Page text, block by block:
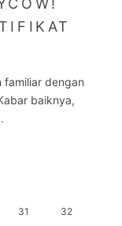
familiar dengan
baiknya,
31 32